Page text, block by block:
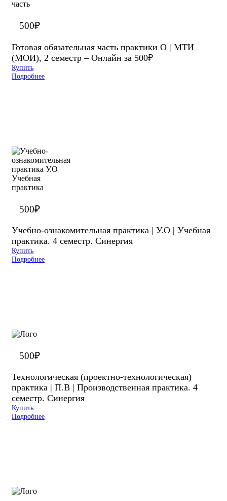
500₽
Готовая обязательная часть практики О | МТИ
(МОИ), 2 семестр – Онлайн за 500₽
Купить
Подробнее
500₽
Учебно-ознакомительная практика | У.О | Учебная
практика. 4 семестр. Синергия
Купить
Подробнее
500₽
Технологическая (проектно-технологическая)
практика | П.В | Производственная практика. 4
семестр. Синергия
Купить
Подробнее